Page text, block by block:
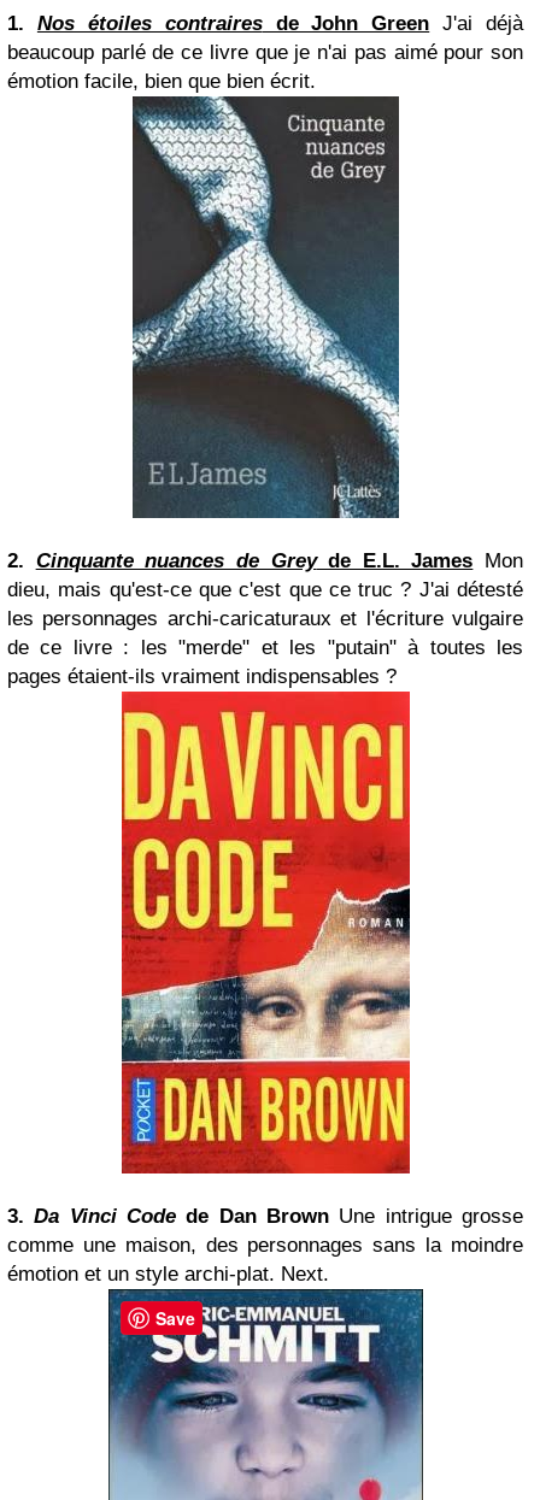
1. Nos étoiles contrairesde John Green J'ai déjà
beaucoup parlé de ce livre que je n'ai pas aimé pour son
émotion facile, bien que bien écrit.
2. Cinquante nuances de Greyde E.L. James Mon
dieu, mais qu'est-ce que c'est que ce truc ? J'ai détesté
les personnages archi-caricaturaux et l'écriture vulgaire
de ce livre : les "merde" et les "putain" à toutes les
pages étaient-ils vraiment indispensables ?
3.Da VinciCode de Dan Brown Une intrigue grosse
comme une maison, des personnages sans la moindre
émotion et un style archi-plat. Next.
Save